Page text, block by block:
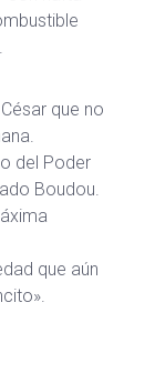
que no
del Poder
Boudou.
que aún